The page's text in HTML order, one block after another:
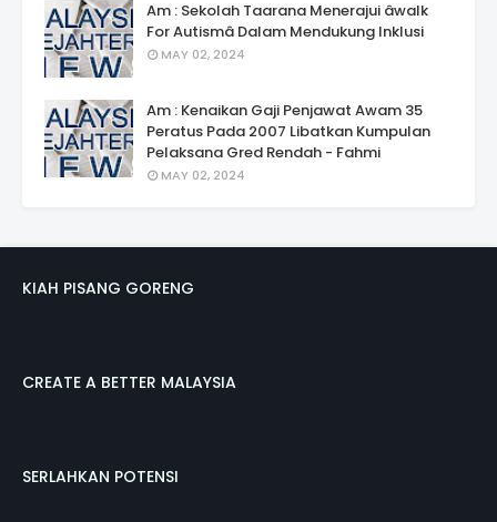
Am : Sekolah Taarana Menerajui âwalk
For Autismâ Dalam Mendukung Inklusi
MAY 02, 2024
Am : Kenaikan Gaji Penjawat Awam 35
Peratus Pada 2007 Libatkan Kumpulan
Pelaksana Gred Rendah - Fahmi
MAY 02, 2024
KIAH PISANG GORENG
CREATE A BETTER MALAYSIA
SERLAHKAN POTENSI